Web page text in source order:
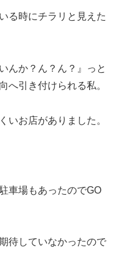
る時にチラリと見えた
んか？ん？ん？』っと
へ引き付けられる私。
いお店がありました。
車場もあったのでGO
待していなかったので